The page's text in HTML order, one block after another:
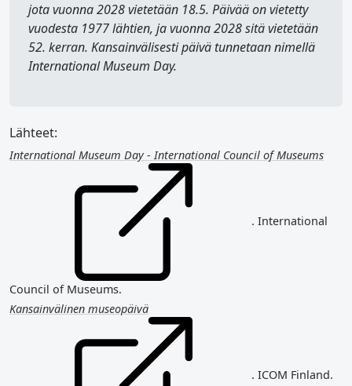
jota vuonna 2028 vietetään 18.5. Päivää on vietetty
vuodesta 1977 lähtien, ja vuonna 2028 sitä vietetään
52. kerran. Kansainvälisesti päivä tunnetaan nimellä
International Museum Day.
Lähteet:
International Museum Day - International Council of Museums
. International
Council of Museums.
Kansainvälinen museopäivä
. ICOM Finland.